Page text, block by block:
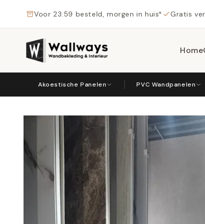
naar de
content
Voor 23:59 besteld, morgen in huis* Gratis
Home
Akoestische Panelen PVC Wandpanelen
Ga direct naar
productinformatie